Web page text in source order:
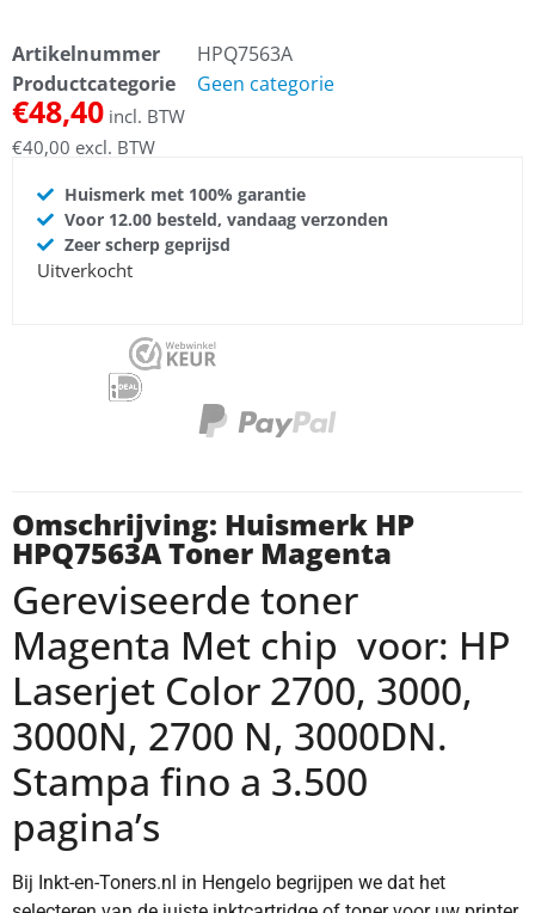
Artikelnummer
HPQ7563A
Productcategorie
Geen categorie
€48,40 incl. BTW
€40,00 excl. BTW
Huismerk met 100% garantie
Voor 12.00 besteld, vandaag verzonden
Zeer scherp geprijsd
Uitverkocht
Omschrijving: Huismerk HP
HPQ7563A Toner Magenta
Gereviseerde toner
Magenta Met chip voor: HP
Laserjet Color 2700, 3000,
3000N, 2700 N, 3000DN.
Stampa fino a 3.500
pagina’s
Bij Inkt-en-Toners.nl in Hengelo begrijpen we dat het